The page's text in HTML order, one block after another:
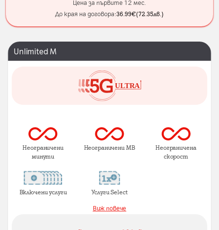
Цена за първите 12 мес.
До края на договора:36.99€(72.35лв. )
Unlimited M
Неограничени
минути
Неограничени MB Неограничена
скорост
Включени услуги Услуги Select
Виж повече